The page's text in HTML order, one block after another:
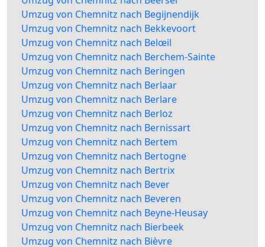
Umzug von Chemnitz nach Begijnendijk
Umzug von Chemnitz nach Bekkevoort
Umzug von Chemnitz nach Belœil
Umzug von Chemnitz nach Berchem-Sainte
Umzug von Chemnitz nach Beringen
Umzug von Chemnitz nach Berlaar
Umzug von Chemnitz nach Berlare
Umzug von Chemnitz nach Berloz
Umzug von Chemnitz nach Bernissart
Umzug von Chemnitz nach Bertem
Umzug von Chemnitz nach Bertogne
Umzug von Chemnitz nach Bertrix
Umzug von Chemnitz nach Bever
Umzug von Chemnitz nach Beveren
Umzug von Chemnitz nach Beyne-Heusay
Umzug von Chemnitz nach Bierbeek
Umzug von Chemnitz nach Bièvre